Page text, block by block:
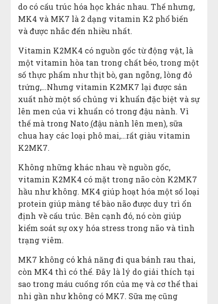
do có cấu trúc hóa học khác nhau. Thế nhưng,
MK4 và MK7 là 2 dạng vitamin K2 phổ biến
và được nhắc đến nhiều nhất.
Vitamin K2MK4 có nguồn gốc từ động vật, là
một vitamin hòa tan trong chất béo, trong một
số thực phẩm như thịt bò, gan ngỗng, lòng đỏ
trứng,…Nhưng vitamin K2MK7 lại được sản
xuất nhờ một số chủng vi khuẩn đặc biệt và sự
lên men của vi khuẩn có trong đậu nành. Vì
thế mà trong Nato ̣(đậu nành lên men), sữa
chua hay các loại phô mai,…rất giàu vitamin
K2MK7.
Không những khác nhau về nguồn gốc,
vitamin K2MK4 có mặt trong não còn K2MK7
hầu như không. MK4 giúp hoạt hóa một số loại
protein giúp màng tế bào não được duy trì ổn
định về cấu trúc. Bên cạnh đó, nó còn giúp
kiểm soát sự oxy hóa stress trong não và tình
trạng viêm.
MK7 không có khả năng đi qua bánh rau thai,
còn MK4 thì có thể. Đây là lý do giải thích tại
sao trong máu cuống rốn của mẹ và cơ thể thai
nhi gần như không có MK7. Sữa mẹ cũng